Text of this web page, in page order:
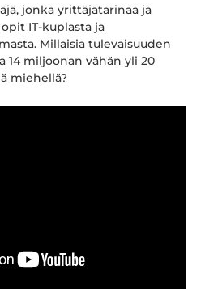
jonka yrittäjätarinaa ja
IT-kuplasta ja
Millaisia tulevaisuuden
14 miljoonan vähän yli 20
miehellä?